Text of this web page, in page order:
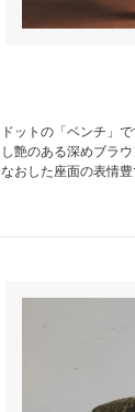
ドットの「ベンチ」
し艶のある深めブラ
なおした座面の表情豊